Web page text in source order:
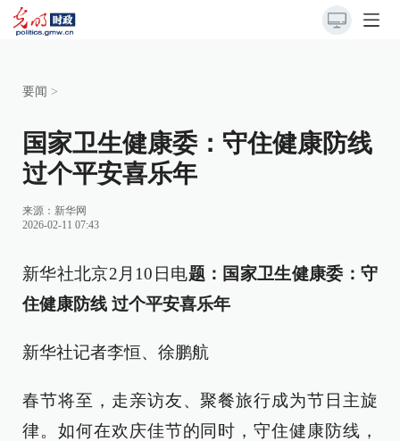
要闻 >
国家卫生健康委：守住健康防线
过个平安喜乐年
来源： 新华网
2026-02-11 07:43
新华社北京2月10日电题：国家卫生健康委：守
住健康防线 过个平安喜乐年
新华社记者李恒、徐鹏航
春节将至，走亲访友、聚餐旅行成为节日主旋
律。如何在欢庆佳节的同时，守住健康防线，